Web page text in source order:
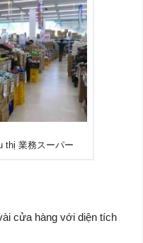
thị 業務スーパー
cửa hàng với diện tích